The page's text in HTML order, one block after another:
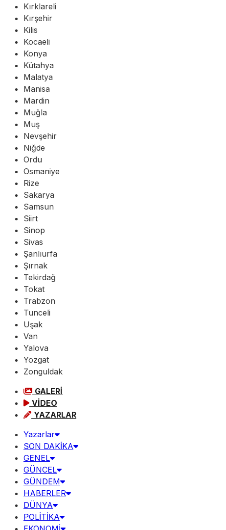
Kırklareli
Kırşehir
Kilis
Kocaeli
Konya
Kütahya
Malatya
Manisa
Mardin
Muğla
Muş
Nevşehir
Niğde
Ordu
Osmaniye
Rize
Sakarya
Samsun
Siirt
Sinop
Sivas
Şanlıurfa
Şırnak
Tekirdağ
Tokat
Trabzon
Tunceli
Uşak
Van
Yalova
Yozgat
Zonguldak
GALERİ
VİDEO
YAZARLAR
Yazarlar
SON DAKİKA
GENEL
GÜNCEL
GÜNDEM
HABERLER
DÜNYA
POLİTİKA